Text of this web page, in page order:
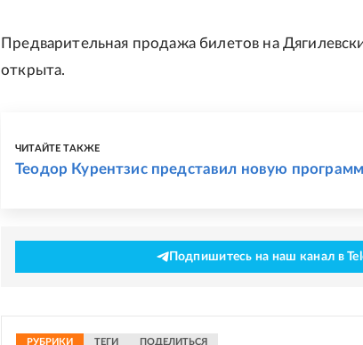
Предварительная продажа билетов на
открыта.
ЧИТАЙТЕ ТАКЖЕ
Теодор Курентзис представил новую
Подпишитесь на наш канал в
РУБРИКИ ТЕГИ ПОДЕЛИТЬСЯ